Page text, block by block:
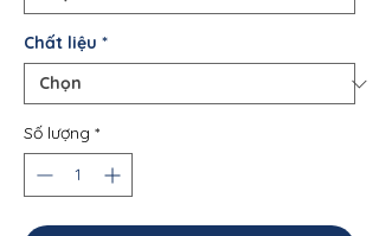
Chất liệu *
Số lượng *